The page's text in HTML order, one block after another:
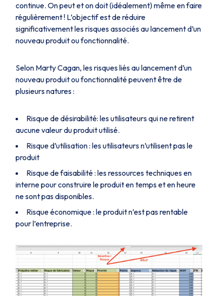
continue. On peut et on doit (idéalement) même en faire
régulièrement ! L’objectif est de réduire
significativement les risques associés au lancement d’un
nouveau produit ou fonctionnalité.
Selon Marty Cagan, les risques liés au lancement d’un
nouveau produit ou fonctionnalité peuvent être de
plusieurs natures :
Risque de désirabilité: les utilisateurs qui ne retirent
aucune valeur du produit utilisé.
Risque d’utilisation : les utilisateurs n’utilisent pas le
produit
Risque de faisabilité : les ressources techniques en
interne pour construire le produit en temps et en heure
ne sont pas disponibles.
Risque économique : le produit n’est pas rentable
pour l’entreprise.